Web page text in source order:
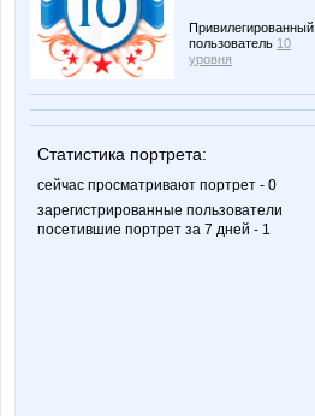
Привилегированный
пользователь 10
уровня
Статистика портрета:
сейчас просматривают портрет - 0
зарегистрированные пользователи
посетившие портрет за 7 дней - 1